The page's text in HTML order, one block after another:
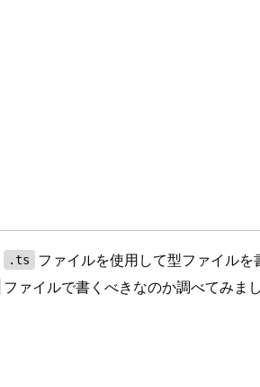
.ts ファイルを使用して型ファイルを
ファイルで書くべきなのか調べてみまし